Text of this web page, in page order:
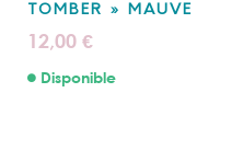
TOMBER » MAUVE
12,00 €
Disponible